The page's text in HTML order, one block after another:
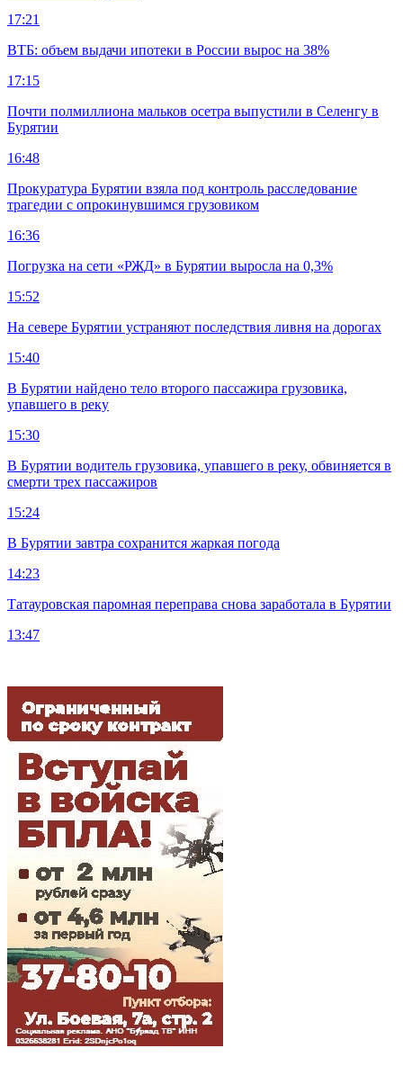
17:21
ВТБ: объем выдачи ипотеки в России вырос на 38%
17:15
Почти полмиллиона мальков осетра выпустили в Селенгу в
Бурятии
16:48
Прокуратура Бурятии взяла под контроль расследование
трагедии с опрокинувшимся грузовиком
16:36
Погрузка на сети «РЖД» в Бурятии выросла на 0,3%
15:52
На севере Бурятии устраняют последствия ливня на дорогах
15:40
В Бурятии найдено тело второго пассажира грузовика,
упавшего в реку
15:30
В Бурятии водитель грузовика, упавшего в реку, обвиняется в
смерти трех пассажиров
15:24
В Бурятии завтра сохранится жаркая погода
14:23
Татауровская паромная переправа снова заработала в Бурятии
13:47